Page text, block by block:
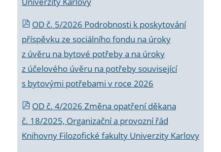
OD č. 5/2026 Podrobnosti k poskytování
příspěvku ze sociálního fondu na úroky
z úvěru na bytové potřeby a na úroky
z účelového úvěru na potřeby související
s bytovými potřebami v roce 2026
OD č. 4/2026 Změna opatření děkana
č. 18/2025, Organizační a provozní řád
Knihovny Filozofické fakulty Univerzity Karlovy